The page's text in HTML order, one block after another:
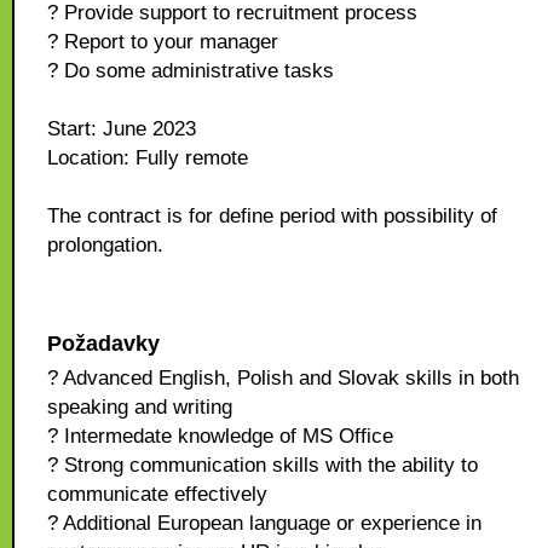
? Provide support to recruitment process
? Report to your manager
? Do some administrative tasks
Start: June 2023
Location: Fully remote
The contract is for define period with possibility of
prolongation.
Požadavky
? Advanced English, Polish and Slovak skills in both
speaking and writing
? Intermedate knowledge of MS Office
? Strong communication skills with the ability to
communicate effectively
? Additional European language or experience in